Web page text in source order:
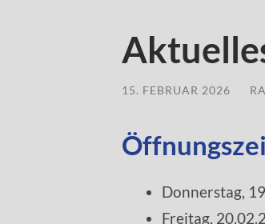
15. FEBRUAR 2026
Donnerstag,
Freitag,